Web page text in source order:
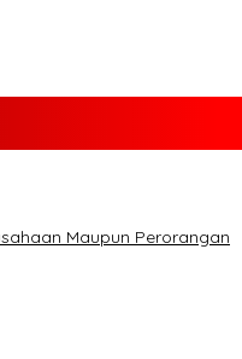
Maupun Perorangan